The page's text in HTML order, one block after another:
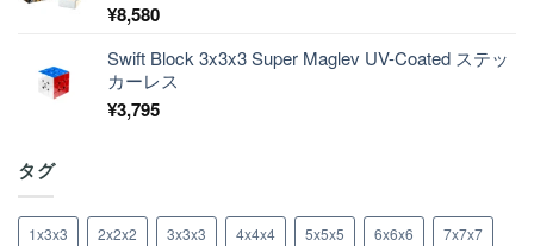
¥8,580
Swift Block 3x3x3 Super Maglev UV-Coated ステッ
カーレス
¥3,795
タグ
1x3x3 2x2x2 3x3x3 4x4x4 5x5x5 6x6x6
7x7x7